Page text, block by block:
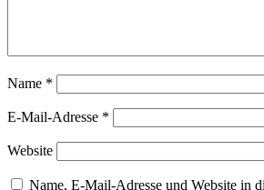
Name *
E-Mail-Adresse *
Website
Name, E-Mail-Adresse und Website in